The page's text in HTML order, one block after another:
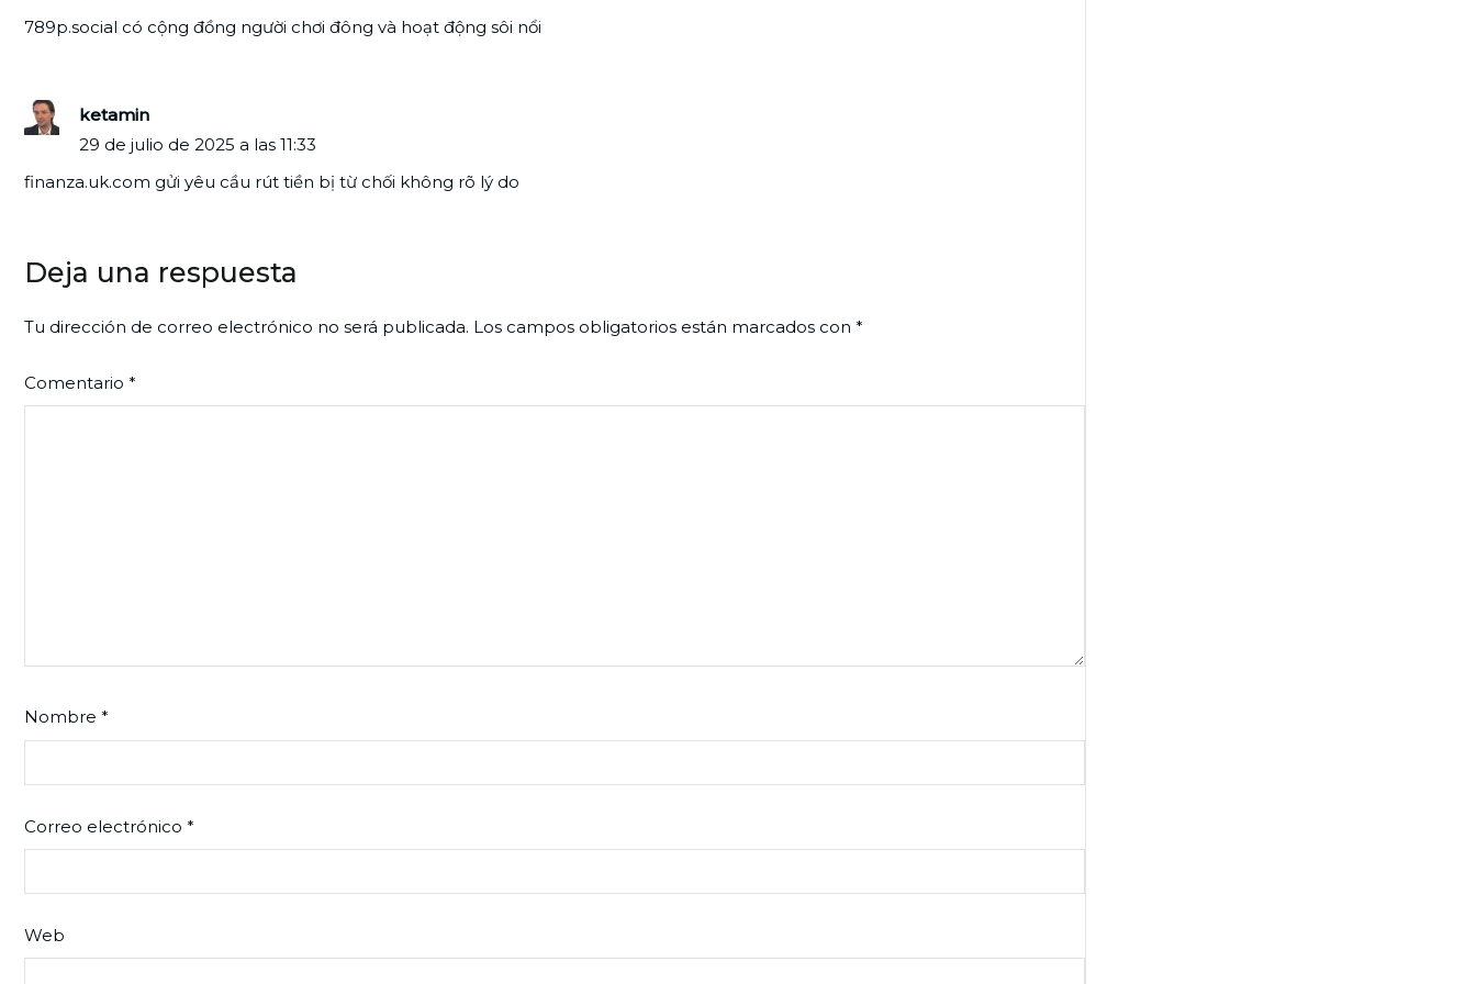
789p.social có cộng đồng người chơi đông và hoạt động sôi nổi
ketamin
29 de julio de 2025 a las 11:33
finanza.uk.com gửi yêu cầu rút tiền bị từ chối không rõ lý do
Deja una respuesta
Tu dirección de correo electrónico no será publicada. Los campos obligatorios están marcados con *
Comentario *
Nombre *
Correo electrónico *
Web